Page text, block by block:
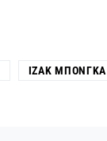
ΊΖΑΚ ΜΠΌΝΓΚΑ